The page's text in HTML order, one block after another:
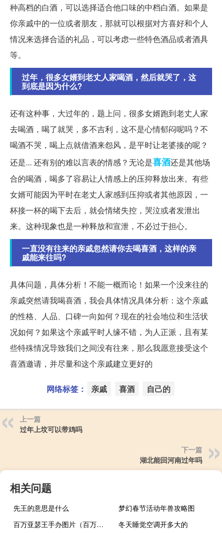
种高档的白酒，可以选择适合他口味的中档白酒。如果是
你亲戚中的一位或者朋友，那就可以根据对方喜好和个人
情况来选择合适的礼品，可以考虑一些特色酒品或者酒具
等。
过年，很多女婿到老丈人家喝酒，然后就哭了，这
到底是因为什么?
还有这种事，大过年的，题上问，很多女婿跑到老丈人家
去喝酒，喝了就哭，多不吉利，这不是心情郁闷呢吗？不
喝酒不哭，喝上点就借酒来怨风，是平时让老婆揍的呢？
还是... 还有别的难以言表的情感？无论是喜酒还是其他场
合的喝酒，喝多了容易让人情感上的压抑释放出来。有些
女婿可能因为平时在老丈人家感到压抑或者其他原因，一
杯接一杯的喝下去后，就会情绪失控，哭泣或者发泄出
来。这种现象也是一种释放和宣泄，不必过于担心。
一直没有往来的亲戚忽然请你去喝喜酒，这样的亲
戚能来往吗?
具体问题，具体分析！不能一概而论！如果一个没来往的
亲戚突然请我喝喜酒，我会具体情况具体分析：这个亲戚
的性格、人品、口碑一向如何？现在的社会地位和生活状
况如何？如果这个亲戚平时人缘不错，为人正派，且有某
些特殊情况导致我们之间没有往来，那么我愿意接受这个
喜酒邀请，并尽量和这个亲戚建立更好的
网络标签： 亲戚 喜酒 自己的
上一篇
过年上坟可以带鸡吗
下一篇
湖北能回河南过年吗
相关问题
先王的意思是什么
梦幻春节活动年兽攻略图
百万亚瑟王手办图片（百万亚瑟王逆合成）
冬天睡觉空调开多大的